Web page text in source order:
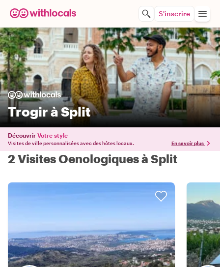
S'inscrire
Trogir à Split
Découvrir Votre style
Visites de ville personnalisées avec des hôtes locaux. En savoir plus
2 Visites Oenologiques à Split